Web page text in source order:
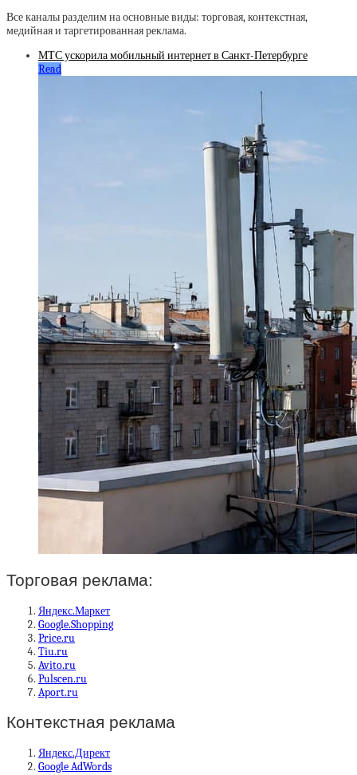
Все каналы разделим на основные виды: торговая, контекстная,
медийная и таргетированная реклама.
МТС ускорила мобильный интернет в Санкт-Петербурге
Read
Торговая реклама:
Яндекс.Маркет
Google.Shopping
Price.ru
Tiu.ru
Avito.ru
Pulscen.ru
Aport.ru
Контекстная реклама
Яндекс.Директ
Google AdWords